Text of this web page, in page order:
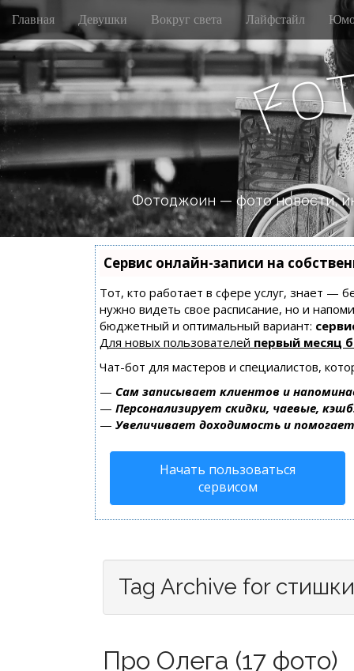
M
i
n
m
e
n
u
S
i
p
t
o
c
o
n
t
e
Главная Девушки Вокруг света Лайфстайл
Fo
Фотоджоин — фото новости,
Сервис онлайн-записи на
Тот, кто работает в сфере услуг, знает —
нужно видеть свое расписание, но и
бюджетный и оптимальный вариант:
Для новых пользователей первый месяц
Чат-бот для мастеров и специалистов,
— Сам записывает клиентов и
— Персонализирует скидки, чаевые,
— Увеличивает доходимость и
Начать пользоваться
сервисом
Tag Archive for стишки
Про Олега (17 фото)